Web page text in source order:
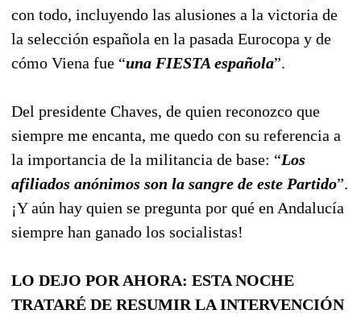
con todo, incluyendo las alusiones a la victoria de
la selección española en la pasada Eurocopa y de
cómo Viena fue “una FIESTA española”.
Del presidente Chaves, de quien reconozco que
siempre me encanta, me quedo con su referencia a
la importancia de la militancia de base: “Los
afiliados anónimos son la sangre de este Partido”.
¡Y aún hay quien se pregunta por qué en Andalucía
siempre han ganado los socialistas!
LO DEJO POR AHORA: ESTA NOCHE
TRATARÉ DE RESUMIR LA INTERVENCIÓN